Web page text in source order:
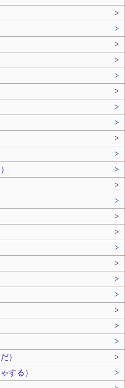
>
>
>
>
>
>
>
>
>
>
>
>
>
>
>
>
>
>
>
>
>
>
）
>
する）
>